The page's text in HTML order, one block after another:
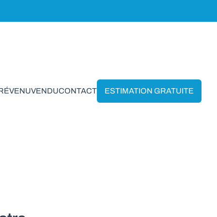
VENDUCONTACT ESTIMATION GRATUITE